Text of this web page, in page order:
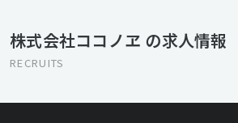
株式会社ココノヱ の求人情報
RECRUITS